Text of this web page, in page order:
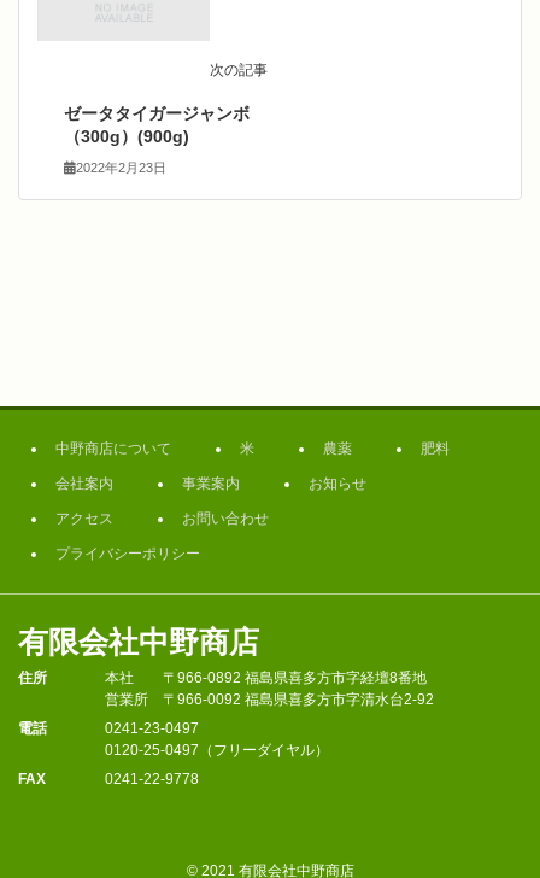
次の記事
ゼータタイガージャンボ
（300g）(900g)
2022年2月23日
有限会社中野商店
住所 本社
〒966-0892 福島県喜多方市字経壇8番地
営業所
〒966-0092 福島県喜多方市字清水台2-92
電話
0241-23-0497
0120-25-0497（フリーダイヤル）
FAX
0241-22-9778
中野商店について 米 農薬 肥料
会社案内 事業案内 お知らせ
アクセス お問い合わせ
プライバシーポリシー
© 2021 有限会社中野商店